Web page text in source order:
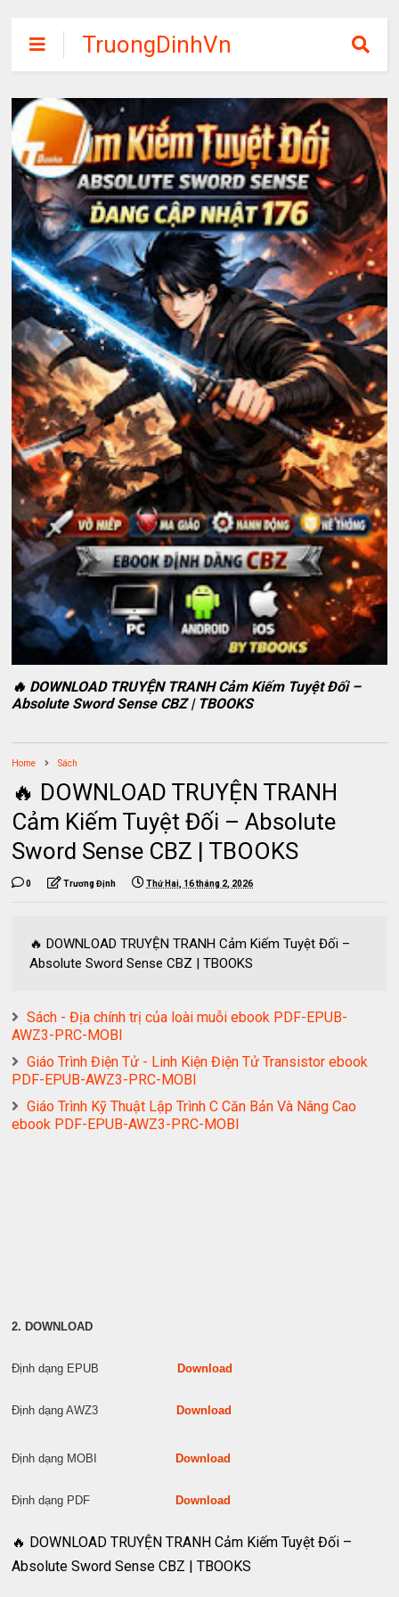
TruongDinhVn
Chia sẽ ebook,
các khóa học,
phần mềm học
tập miễn phí
🔥 DOWNLOAD TRUYỆN TRANH Cảm Kiếm Tuyệt Đối –
Absolute Sword Sense CBZ | TBOOKS
Home Sách
🔥 DOWNLOAD TRUYỆN TRANH
Cảm Kiếm Tuyệt Đối – Absolute
Sword Sense CBZ | TBOOKS
0 Trương Định Thứ Hai, 16 tháng 2, 2026
🔥 DOWNLOAD TRUYỆN TRANH Cảm Kiếm Tuyệt Đối –
Absolute Sword Sense CBZ | TBOOKS
Sách - Địa chính trị của loài muỗi ebook PDF-EPUB-
AWZ3-PRC-MOBI
Giáo Trình Điện Tử - Linh Kiện Điện Tử Transistor ebook
PDF-EPUB-AWZ3-PRC-MOBI
Giáo Trình Kỹ Thuật Lập Trình C Căn Bản Và Nâng Cao
ebook PDF-EPUB-AWZ3-PRC-MOBI
2. DOWNLOAD
Định dạng EPUBDownload
Định dạng AWZ3Download
Định dạng MOBIDownload
Định dạng PDFDownload
🔥 DOWNLOAD TRUYỆN TRANH Cảm Kiếm Tuyệt Đối –
Absolute Sword Sense CBZ | TBOOKS